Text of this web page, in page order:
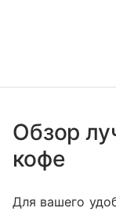
Обзор
кофе
Для вашего